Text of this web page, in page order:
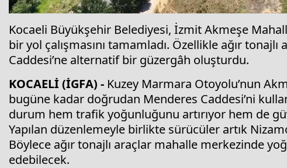
Kocaeli Büyükşehir Belediyesi, İzmit Akmeşe
bir yol çalışmasını tamamladı. Özellikle ağır
Caddesi’ne alternatif bir güzergâh oluşturdu.
KOCAELİ (İGFA) - Kuzey Marmara Otoyolu’nun
bugüne kadar doğrudan Menderes Caddesi’ni
durum hem trafik yoğunluğunu artırıyor hem de
Yapılan düzenlemeyle birlikte sürücüler artık
Böylece ağır tonajlı araçlar mahalle merkezinde
edebilecek.